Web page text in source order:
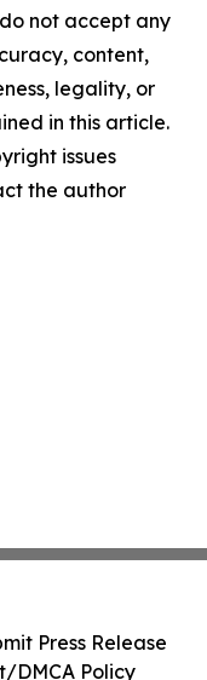
not accept any
content,
legality, or
in this article.
issues
the author
Press Release
DMCA Policy